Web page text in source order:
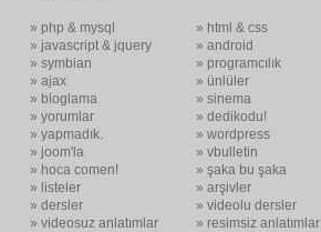
» php & mysql
» html & css
» javascript & jquery
» android
» symbian
» programcılık
» ajax
» ünlüler
» bloglama
» sinema
» yorumlar
» dedikodu!
» yapmadık.
» wordpress
» joom'la
» vbulletin
» hoca comen!
» şaka bu şaka
» listeler
» arşivler
» dersler
» videolu dersler
» videosuz anlatımlar
» resimsiz anlatımlar